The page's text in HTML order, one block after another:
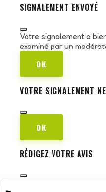
SIGNALEMENT ENVOYÉ
Votre signalement a
examiné par un
OK
VOTRE SIGNALEMENT
OK
RÉDIGEZ VOTRE AVIS